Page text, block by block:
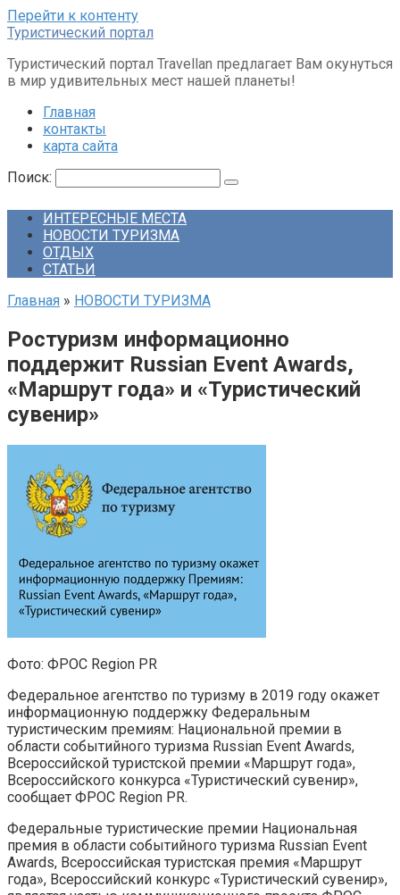
Перейти к контенту
Туристический портал
Туристический портал Travellan предлагает Вам окунуться
в мир удивительных мест нашей планеты!
Главная
контакты
карта сайта
Поиск:
ИНТЕРЕСНЫЕ МЕСТА
НОВОСТИ ТУРИЗМА
ОТДЫХ
СТАТЬИ
Главная » НОВОСТИ ТУРИЗМА
Ростуризм информационно
поддержит Russian Event Awards,
«Маршрут года» и «Туристический
сувенир»
Фото: ФРОС Region PR
Федеральное агентство по туризму в 2019 году окажет
информационную поддержку Федеральным
туристическим премиям: Национальной премии в
области событийного туризма Russian Event Awards,
Всероссийской туристской премии «Маршрут года»,
Всероссийского конкурса «Туристический сувенир»,
сообщает ФРОС Region PR.
Федеральные туристические премии Национальная
премия в области событийного туризма Russian Event
Awards, Всероссийская туристская премия «Маршрут
года», Всероссийский конкурс «Туристический сувенир»,